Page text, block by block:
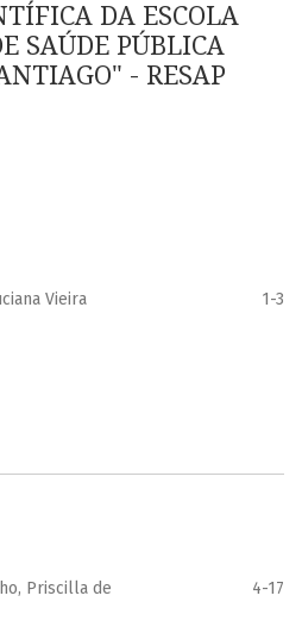
DA ESCOLA
SAÚDE PÚBLICA
- RESAP
Vieira 1-3
Priscilla de
4-17